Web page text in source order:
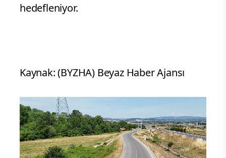
hedefleniyor.
Kaynak: (BYZHA) Beyaz Haber Ajansı